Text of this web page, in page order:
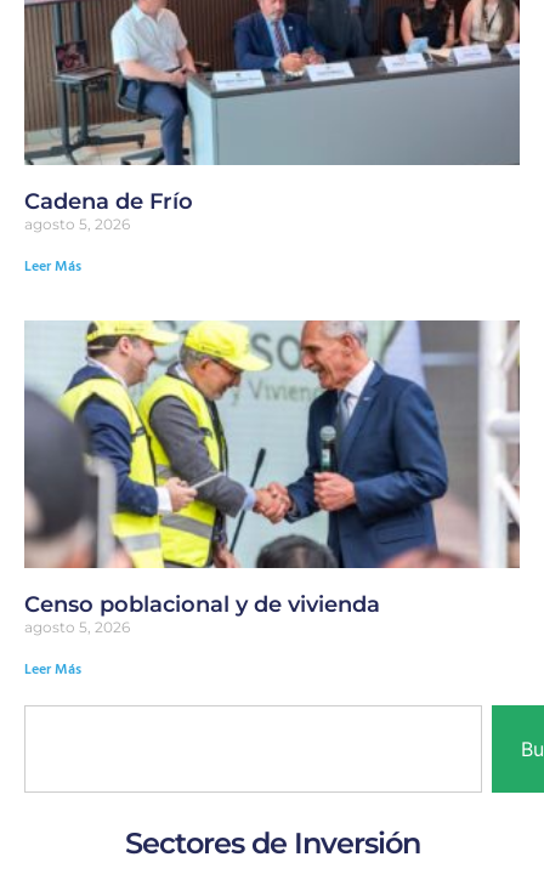
Cadena de Frío
agosto 5, 2026
Leer Más
Censo poblacional y de vivienda
agosto 5, 2026
Leer Más
Sectores de Inversión